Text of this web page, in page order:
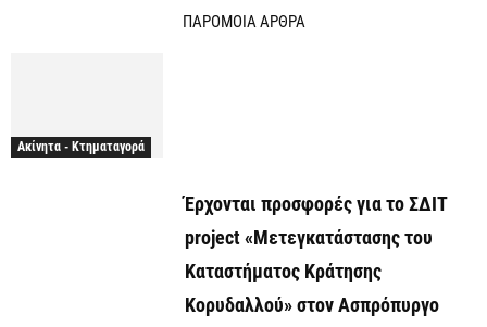
ΠΑΡΟΜΟΙΑ ΑΡΘΡΑ
Ακίνητα - Κτηματαγορά
Έρχονται προσφορές για το ΣΔΙΤ
project «Μετεγκατάστασης του
Καταστήματος Κράτησης
Κορυδαλλού» στον Ασπρόπυργο